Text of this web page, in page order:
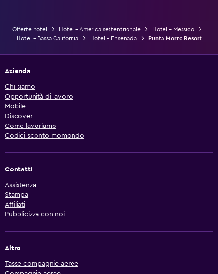
Offerte hotel Hotel - America settentrionale
Hotel - Messico
Hotel - Bassa California
Hotel - Ensenada Punta Morro Resort
Azienda
Chi siamo
Opportunità di lavoro
Mobile
Discover
Come lavoriamo
Codici sconto momondo
Contatti
Assistenza
Stampa
Affiliati
Pubblicizza con noi
Altro
Tasse compagnie aeree